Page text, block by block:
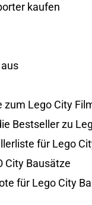
kaufen
Lego City
Bestseller zu
für Lego
City Bausätze
für Lego City